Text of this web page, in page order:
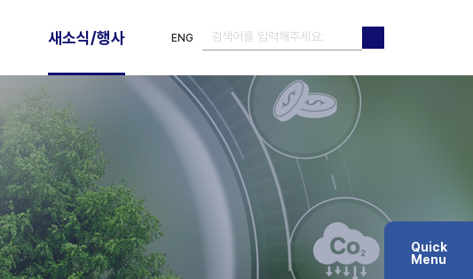
새소식/행사 ENG
검색
검색
Quick
Menu